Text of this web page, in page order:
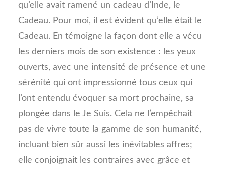
qu’elle avait ramené un cadeau d’Inde, le
Cadeau. Pour moi, il est évident qu’elle était le
Cadeau. En témoigne la façon dont elle a vécu
les derniers mois de son existence : les yeux
ouverts, avec une intensité de présence et une
sérénité qui ont impressionné tous ceux qui
l’ont entendu évoquer sa mort prochaine, sa
plongée dans le Je Suis. Cela ne l’empêchait
pas de vivre toute la gamme de son humanité,
incluant bien sûr aussi les inévitables affres;
elle conjoignait les contraires avec grâce et